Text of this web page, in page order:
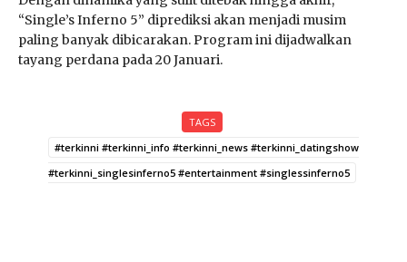
“Single’s Inferno 5” diprediksi akan menjadi musim
paling banyak dibicarakan. Program ini dijadwalkan
tayang perdana pada 20 Januari.
TAGS
#terkinni #terkinni_info #terkinni_news #terkinni_datingshow
#terkinni_singlesinferno5 #entertainment #singlessinferno5